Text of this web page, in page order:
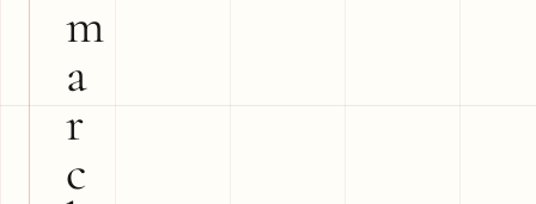
m
a
r
c